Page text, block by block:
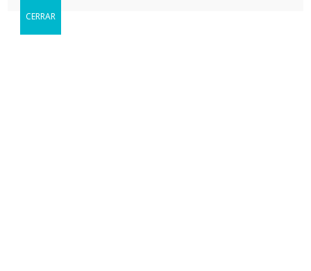
Reservar
CERRAR